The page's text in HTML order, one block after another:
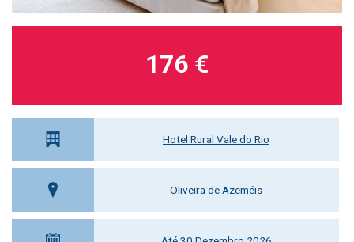
Hotel Rural Vale do Rio
Oliveira de Azeméis
176 €